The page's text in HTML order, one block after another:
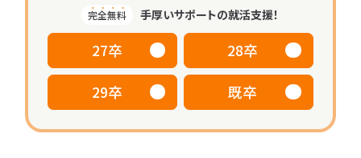
完全無料 手厚いサポートの就活支援！
27卒 28卒
29卒 既卒